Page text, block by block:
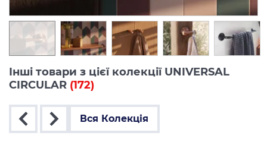
Інші товари з цієї колекції UNIVERSAL
CIRCULAR (172)
Вся Колекція